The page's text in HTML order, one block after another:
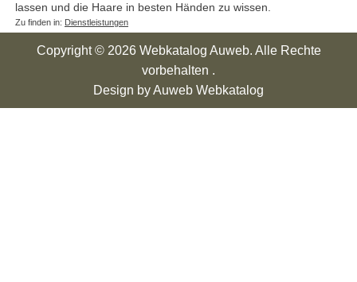
lassen und die Haare in besten Händen zu wissen.
Zu finden in: Dienstleistungen
Copyright © 2026 Webkatalog Auweb. Alle Rechte
vorbehalten .
Design by Auweb Webkatalog